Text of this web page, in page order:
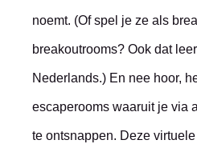
noemt. (Of spel je ze als
breakoutrooms? Ook dat
Nederlands.) En nee hoor,
escaperooms waaruit je via
te ontsnappen. Deze